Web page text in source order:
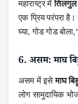
महाराष्ट्र मेंतिलगुल
एक प्रिय परंपरा
घ्या, गोड गोड
6. असम: माघ
असम में इसेमाघ
लोग सामुदायिक